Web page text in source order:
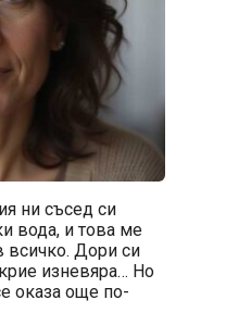
ни съсед си
вода, и това ме
всичко. Дори си
изневяра… Но
оказа още по-